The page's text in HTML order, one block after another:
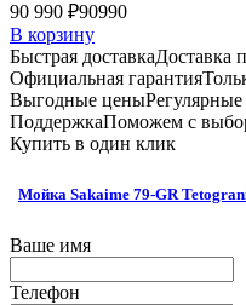
90 990 ₽90990
В корзину
Быстрая доставкаДоставка
Официальная гарантия
Выгодные цены
ПоддержкаПоможем с
Купить в один клик
Мойка Sakaime 79-GR
Ваше имя
Телефон